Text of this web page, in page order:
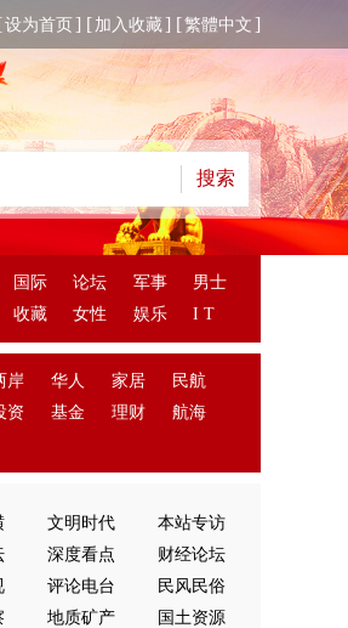
设为首页 ] [ 加入收藏] [繁體中文 ]
国际 论坛 军事
男士
收藏 女性 娱乐 I T
岸 华人 家居
民航
资 基金 理财
航海
文明时代
本站专访
深度看点
财经论坛
评论电台
民风民俗
地质矿产
国土资源